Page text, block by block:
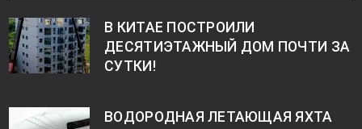
В КИТАЕ ПОСТРОИЛИ
ДЕСЯТИЭТАЖНЫЙ ДОМ ПОЧТИ ЗА
СУТКИ!
ВОДОРОДНАЯ ЛЕТАЮЩАЯ ЯХТА